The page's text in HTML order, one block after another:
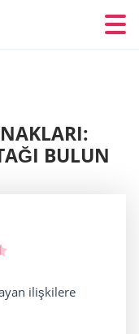
BULUN
ilişkilere